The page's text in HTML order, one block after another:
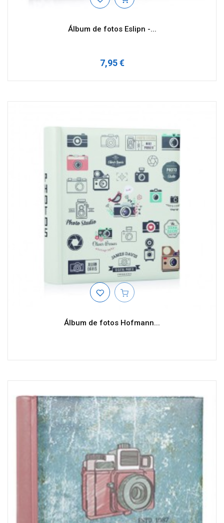
Álbum de fotos Eslipn -...
7,95 €
Álbum de fotos Hofmann...